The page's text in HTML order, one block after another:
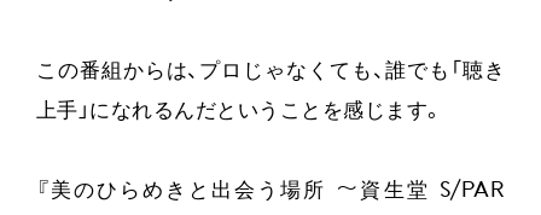
この番組からは、プロじゃなくても、誰でも「聴き
上手」になれるんだということを感じます。
『美のひらめきと出会う場所 〜資生堂 S/PAR